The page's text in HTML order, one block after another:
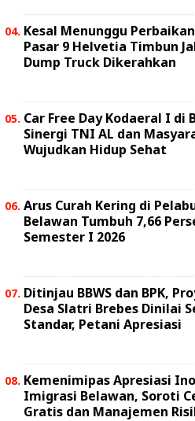
Kesal Menunggu
Pasar 9 Helvetia Timbun
Dump Truck Dikerahkan
Car Free Day Kodaeral I di
Sinergi TNI AL dan
Wujudkan Hidup Sehat
Arus Curah Kering di
Belawan Tumbuh 7,66
Semester I 2026
Ditinjau BBWS dan BPK,
Desa Slatri Brebes Dinilai
Standar, Petani Apresiasi
Kemenimipas Apresiasi
Imigrasi Belawan, Soroti
Gratis dan Manajemen